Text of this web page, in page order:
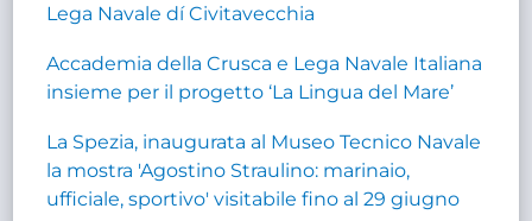
Lega Navale dí Civitavecchia
Accademia della Crusca e Lega Navale Italiana
insieme per il progetto ‘La Lingua del Mare’
La Spezia, inaugurata al Museo Tecnico Navale
la mostra 'Agostino Straulino: marinaio,
ufficiale, sportivo' visitabile fino al 29 giugno